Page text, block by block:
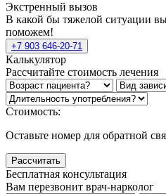
Экстренный вызов
В какой бы тяжелой ситуации
поможем!
+7 903 646-20-71
Калькулятор
Рассчитайте стоимость лечения
Стоимость:
Оставьте номер для обратной
Рассчитать
Бесплатная консультация
Вам перезвонит врач-нарколог